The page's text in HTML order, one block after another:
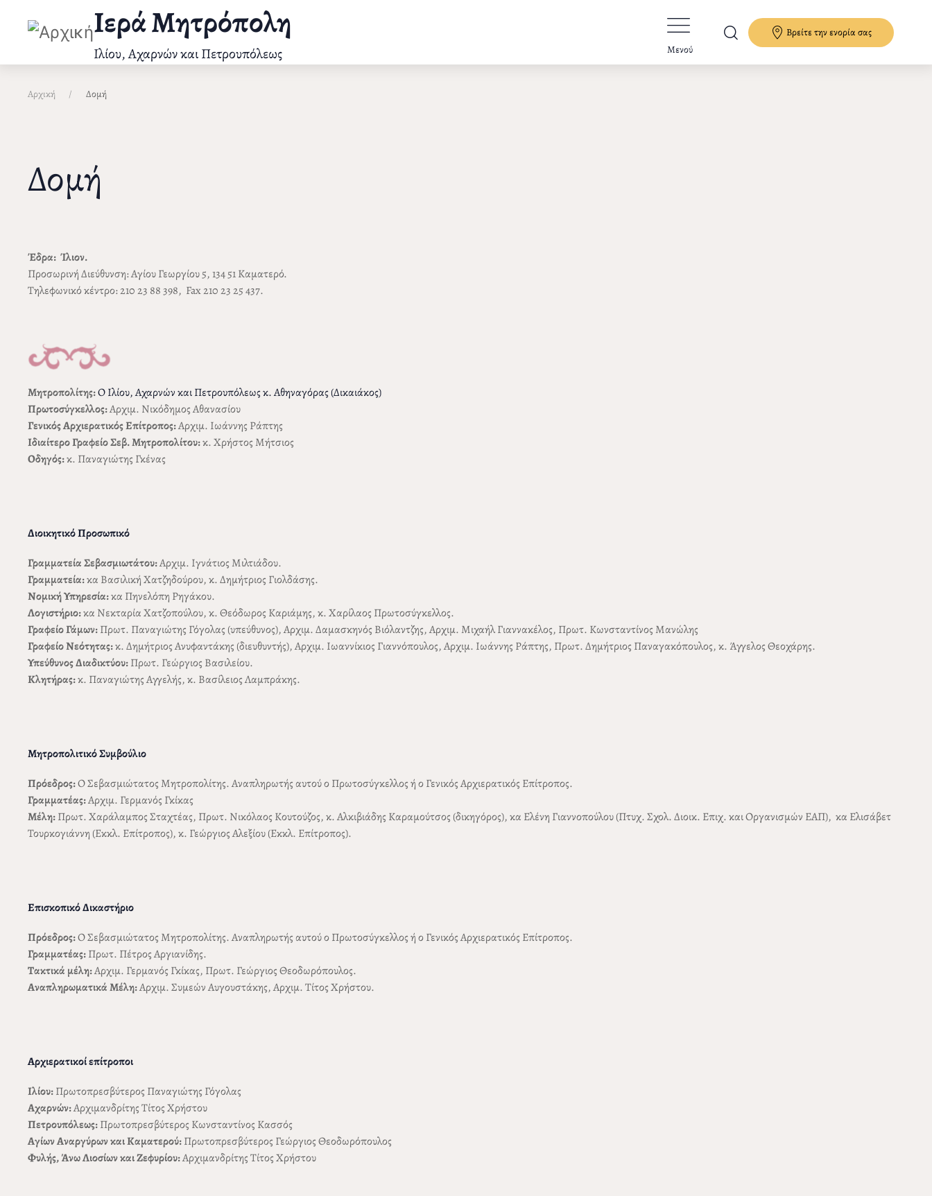
Ιερά Μητρόπολη
Ιλίου, Αχαρνών και Πετρουπόλεως Μενού
Βρείτε την ενορία σας
Αρχική Δομή
Δομή
Έδρα: Ίλιον.
Προσωρινή Διεύθυνση: Αγίου Γεωργίου 5, 134 51 Καματερό.
Τηλεφωνικό κέντρο: 210 23 88 398, Fax 210 23 25 437.
Μητροπολίτης:Ο Ιλίου, Αχαρνών και Πετρουπόλεως κ. Αθηναγόρας (Δικαιάκος)
Πρωτοσύγκελλος:Αρχιμ. Νικόδημος Αθανασίου
Γενικός Αρχιερατικός Επίτροπος:Αρχιμ. Ιωάννης Ράπτης
Ιδιαίτερο Γραφείο Σεβ. Μητροπολίτου:κ. Χρήστος Μήτσιος
Οδηγός:κ. Παναγιώτης Γκένας
Διοικητικό Προσωπικό
Γραμματεία Σεβασμιωτάτου:Αρχιμ. Ιγνάτιος Μιλτιάδου.
Γραμματεία:κα Βασιλική Χατζηδούρου, κ. Δημήτριος Γιολδάσης.
NομικήΥπηρεσία:κα Πηνελόπη Ρηγάκου.
Λογιστήριο:κα Νεκταρία Χατζοπούλου, κ. Θεόδωρος Καριάμης, κ. Χαρίλαος Πρωτοσύγκελλος.
Γραφείο Γάμων:Πρωτ. Παναγιώτης Γόγολας (υπεύθυνος), Αρχιμ. Δαμασκηνός Βιόλαντζης, Αρχιμ. Μιχαήλ Γιαννακέλος, Πρωτ. Κωνσταντίνος Μανώλης
Γραφείο Νεότητας:κ. Δημήτριος Ανυφαντάκης (διευθυντής), Αρχιμ. Ιωαννίκιος Γιαννόπουλος, Αρχιμ. Ιωάννης Ράπτης, Πρωτ. Δημήτριος Παναγακόπουλος, κ. Άγγελος Θεοχάρης.
Υπεύθυνος Διαδικτύου:Πρωτ. Γεώργιος Βασιλείου.
Κλητήρας:κ. Παναγιώτης Αγγελής, κ. Βασίλειος Λαμπράκης.
Μητροπολιτικό Συμβούλιο
Πρόεδρος:Ο Σεβασμιώτατος Μητροπολίτης. Αναπληρωτής αυτού ο Πρωτοσύγκελλος ή ο Γενικός Αρχιερατικός Επίτροπος.
Γραμματέας:Αρχιμ. Γερμανός Γκίκας
Μέλη:Πρωτ. Χαράλαμπος Σταχτέας, Πρωτ. Νικόλαος Κουτούζος, κ. Αλκιβιάδης Καραμούτσος (δικηγόρος), κα Ελένη Γιαννοπούλου (Πτυχ. Σχολ. Διοικ. Επιχ. και Οργανισμών ΕΑΠ), κα Ελισάβετ
Τουρκογιάννη (Εκκλ. Επίτροπος), κ. Γεώργιος Αλεξίου (Εκκλ. Επίτροπος).
Επισκοπικό Δικαστήριο
Πρόεδρος:Ο Σεβασμιώτατος Μητροπολίτης. Αναπληρωτής αυτού ο Πρωτοσύγκελλος ή ο Γενικός Αρχιερατικός Επίτροπος.
Γραμματέας:Πρωτ. Πέτρος Αργιανίδης.
Τακτικά μέλη:Αρχιμ. Γερμανός Γκίκας, Πρωτ. Γεώργιος Θεοδωρόπουλος.
Αναπληρωματικά Μέλη:Αρχιμ. Συμεών Αυγουστάκης, Αρχιμ. Τίτος Χρήστου.
Αρχιερατικοί επίτροποι
Ιλίου:Πρωτοπρεσβύτερος Παναγιώτης Γόγολας
Αχαρνών:Αρχιμανδρίτης Τίτος Χρήστου
Πετρουπόλεως:Πρωτοπρεσβύτερος Κωνσταντίνος Κασσός
Αγίων Αναργύρων και Καματερού:Πρωτοπρεσβύτερος Γεώργιος Θεοδωρόπουλος
Φυλής, Άνω Λιοσίων και Ζεφυρίου:Αρχιμανδρίτης Τίτος Χρήστου